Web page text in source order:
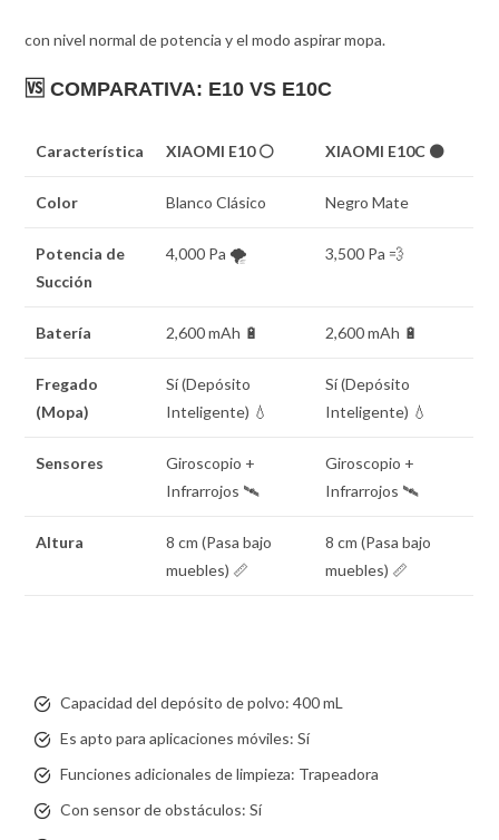
con nivel normal de potencia y el modo aspirar mopa.
🆚COMPARATIVA: E10 VS E10C
Característica XIAOMI E10 ⚪ XIAOMI E10C ⚫
Color Blanco Clásico Negro Mate
Potencia de
Succión
4,000 Pa 🌪️ 3,500 Pa 💨
Batería 2,600 mAh 🔋 2,600 mAh 🔋
Fregado
(Mopa)
Sí (Depósito
Inteligente) 💧
Sí (Depósito
Inteligente) 💧
Sensores
Giroscopio +
Infrarrojos 🛰️
Giroscopio +
Infrarrojos 🛰️
Altura
8 cm (Pasa bajo
muebles) 📏
8 cm (Pasa bajo
muebles) 📏
Capacidad del depósito de polvo: 400 mL
Es apto para aplicaciones móviles: Sí
Funciones adicionales de limpieza: Trapeadora
Con sensor de obstáculos: Sí